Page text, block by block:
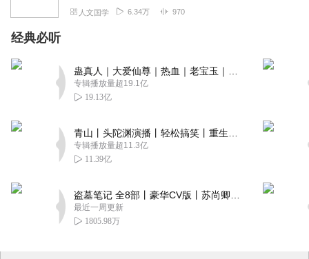
人文国学 6.34万 970
经典必听
专辑播放量超19.1亿
19.13亿
专辑播放量超11.3亿
11.39亿
最近一周更新
1805.98万